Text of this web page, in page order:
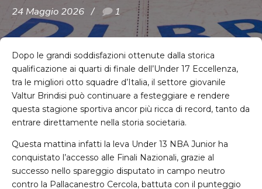
24 Maggio 2026 1
Dopo le grandi soddisfazioni ottenute dalla storica
qualificazione ai quarti di finale dell’Under 17 Eccellenza,
tra le migliori otto squadre d’Italia, il settore giovanile
Valtur Brindisi può continuare a festeggiare e rendere
questa stagione sportiva ancor più ricca di record, tanto da
entrare direttamente nella storia societaria.
Questa mattina infatti la leva Under 13 NBA Junior ha
conquistato l’accesso alle Finali Nazionali, grazie al
successo nello spareggio disputato in campo neutro
contro la Pallacanestro Cercola, battuta con il punteggio